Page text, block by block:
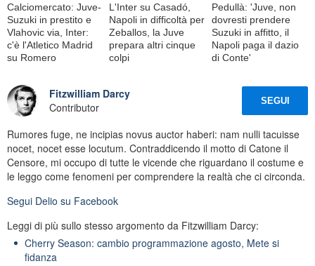
Calciomercato: Juve-
Suzuki in prestito e
Vlahovic via, Inter:
c'è l'Atletico Madrid
su Romero
L'Inter su Casadó,
Napoli in difficoltà per
Zeballos, la Juve
prepara altri cinque
colpi
Pedullà: 'Juve, non
dovresti prendere
Suzuki in affitto, il
Napoli paga il dazio
di Conte'
Fitzwilliam Darcy
Contributor
SEGUI
Rumores fuge, ne incipias novus auctor haberi: nam nulli tacuisse
nocet, nocet esse locutum. Contraddicendo il motto di Catone il
Censore, mi occupo di tutte le vicende che riguardano il costume e
le leggo come fenomeni per comprendere la realtà che ci circonda.
Segui Delio su Facebook
Leggi di più sullo stesso argomento da Fitzwilliam Darcy:
Cherry Season: cambio programmazione agosto, Mete si
fidanza